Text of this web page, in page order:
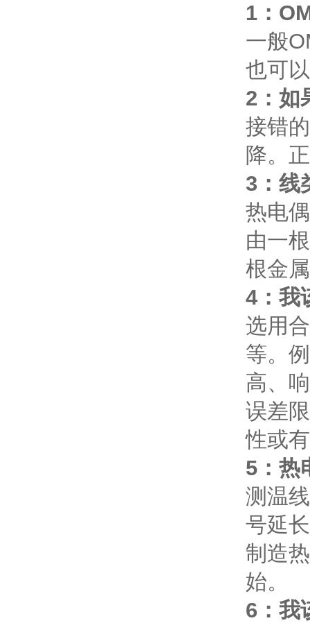
1：
一般
也可
2：如
接错
降。
3：线
热电
由一
根金
4：我
选用
等。
高、
误差
性或
5：热
测温
号延
制造
始。
6：我